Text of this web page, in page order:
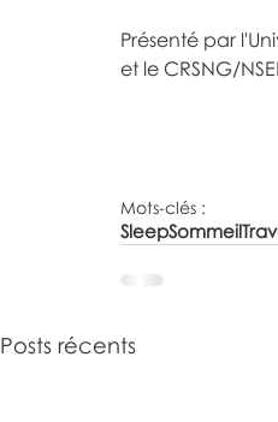
Présenté par
et le CRSNG/
Mots-clés :
SleepSommeil
Posts récents